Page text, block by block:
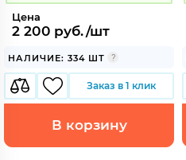
Цена
2 200 руб./шт
НАЛИЧИЕ: 334 ШТ
Заказ в 1 клик
В корзину